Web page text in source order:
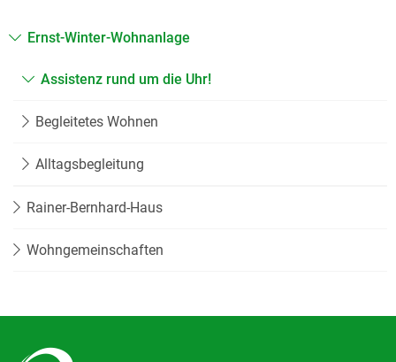
Ernst-Winter-Wohnanlage
Assistenz rund um die Uhr!
Begleitetes Wohnen
Alltagsbegleitung
Rainer-Bernhard-Haus
Wohngemeinschaften